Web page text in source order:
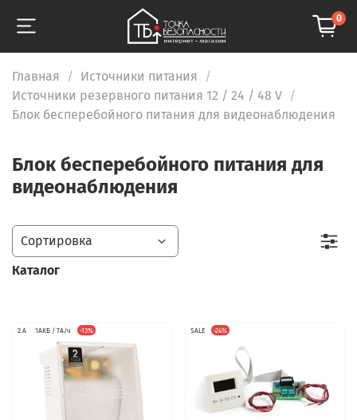
0
Главная
Источники питания
Источники резервного питания 12 / 24 / 48 V
Блок бесперебойного питания для видеонаблюдения
Блок бесперебойного питания для
видеонаблюдения
2 А 1АКБ / 7А/ч -13% SALE -24%
Каталог